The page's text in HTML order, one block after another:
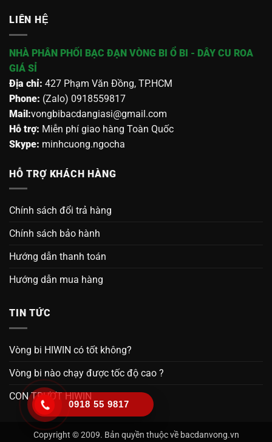
LIÊN HỆ
NHÀ PHÂN PHỐI BẠC ĐẠN VÒNG BI Ổ BI - DÂY CU ROA
GIÁ SỈ
Địa chỉ: 427 Phạm Văn Đồng, TP.HCM
Phone: (Zalo) 0918559817
Mail:vongbibacdangiasi@gmail.com
Hỗ trợ: Miễn phí giao hàng Toàn Quốc
Skype: minhcuong.ngocha
HỖ TRỢ KHÁCH HÀNG
Chính sách đổi trả hàng
Chính sách bảo hành
Hướng dẫn thanh toán
Hướng dẫn mua hàng
TIN TỨC
Vòng bi HIWIN có tốt không?
Vòng bi nào chạy được tốc độ cao ?
CON TRƯỢT HIWIN
Copyright © 2009. Bản quyền thuộc về bacdanvong.vn
0918 55 9817